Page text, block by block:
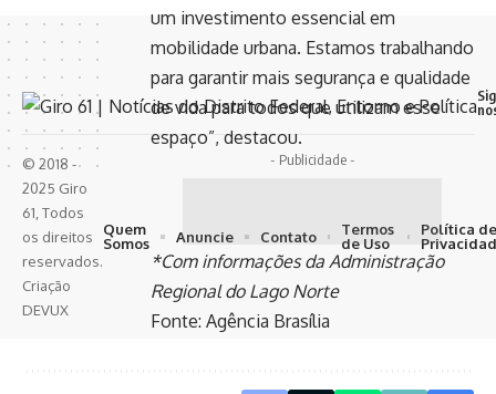
um investimento essencial em
mobilidade urbana. Estamos trabalhando
para garantir mais segurança e qualidade
de vida para todos que utilizam esse
espaço”, destacou.
- Publicidade -
*Com informações da Administração
Regional do Lago Norte
Fonte: Agência Brasília
© 2018 -
2025 Giro
61, Todos
os direitos
reservados.
Criação
DEVUX
Quem
Somos
Anuncie Contato
Termos
de Uso
Política